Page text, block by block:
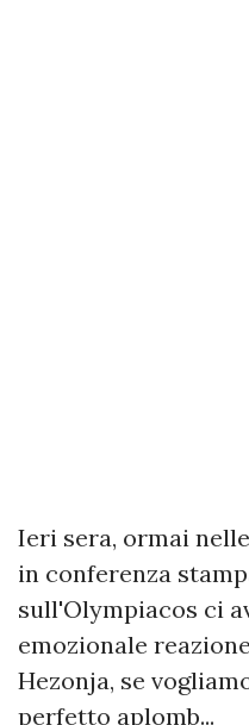
Ieri sera, ormai
in conferenza
sull'Olympiacos ci
emozionale
Hezonja, se
perfetto aplomb...